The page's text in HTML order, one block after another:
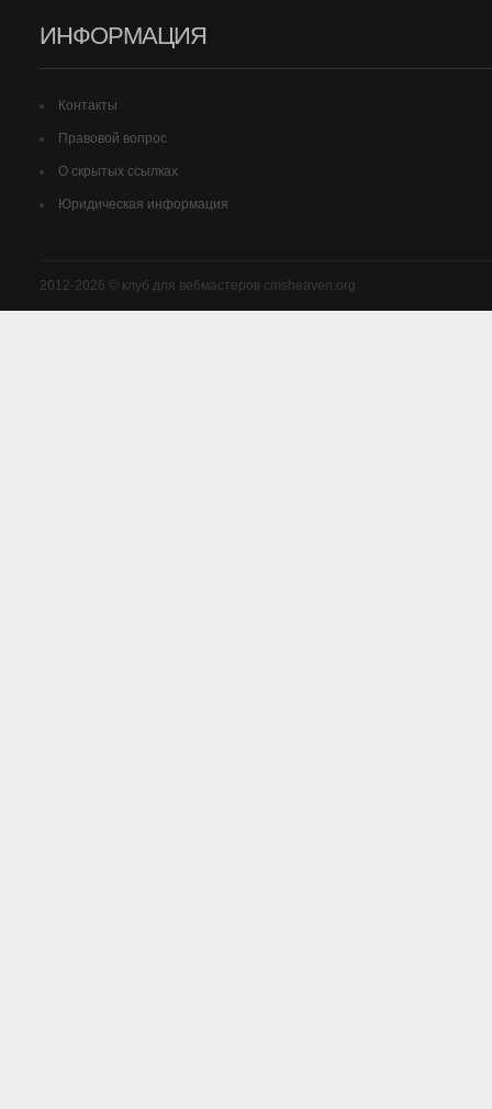
ИНФОРМАЦИЯ
Контакты
Правовой вопрос
О скрытых ссылках
Юридическая информация
2012-2026 © клуб для вебмастеров cmsheaven.org